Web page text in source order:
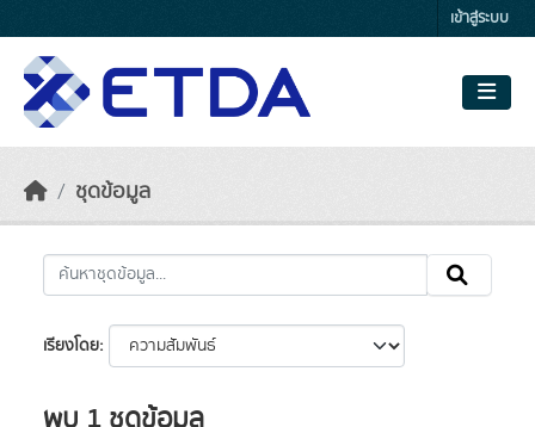
เข้าสู่ระบบ
ชุดข้อมูล
เรียงโดย